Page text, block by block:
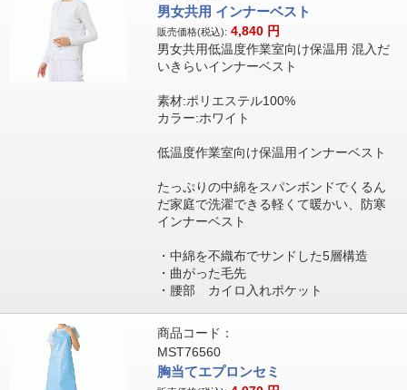
男女共用 インナーベスト
販売価格(税込): 4,840 円
男女共用低温度作業室向け保温用 混入だ
いきらいインナーベスト
素材:ポリエステル100%
カラー:ホワイト
低温度作業室向け保温用インナーベスト
たっぷりの中綿をスパンボンドでくるん
だ家庭で洗濯できる軽くて暖かい、防寒
インナーベスト
・中綿を不織布でサンドした5層構造
・曲がった毛先
・腰部 カイロ入れポケット
商品コード：
MST76560
胸当てエプロンセミ